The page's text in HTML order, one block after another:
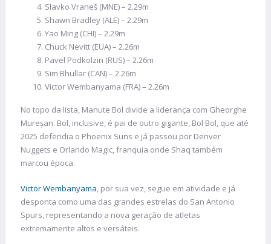
Slavko Vraneš (MNE) – 2.29m
Shawn Bradley (ALE) – 2.29m
Yao Ming (CHI) – 2.29m
Chuck Nevitt (EUA) – 2.26m
Pavel Podkolzin (RUS) – 2.26m
Sim Bhullar (CAN) – 2.26m
Victor Wembanyama (FRA) – 2.26m
No topo da lista, Manute Bol divide a liderança com Gheorghe
Mureșan. Bol, inclusive, é pai de outro gigante, Bol Bol, que até
2025 defendia o Phoenix Suns e já passou por Denver
Nuggets e Orlando Magic, franquia onde Shaq também
marcou época.
Victor Wembanyama, por sua vez, segue em atividade e já
desponta como uma das grandes estrelas do San Antonio
Spurs, representando a nova geração de atletas
extremamente altos e versáteis.